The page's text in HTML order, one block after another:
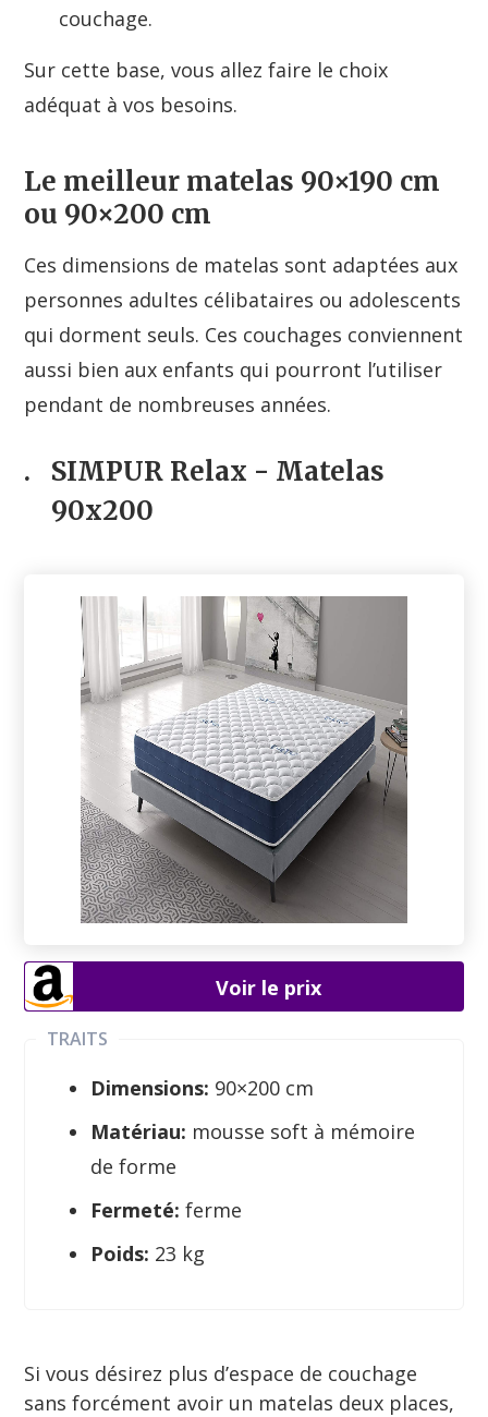
couchage.
Sur cette base, vous allez faire le choix
adéquat à vos besoins.
Le meilleur matelas 90×190 cm
ou 90×200 cm
Ces dimensions de matelas sont adaptées aux
personnes adultes célibataires ou adolescents
qui dorment seuls. Ces couchages conviennent
aussi bien aux enfants qui pourront l’utiliser
pendant de nombreuses années.
.
SIMPUR Relax - Matelas
90x200
TRAITS
Dimensions: 90×200 cm
Matériau: mousse soft à mémoire
de forme
Fermeté: ferme
Poids: 23 kg
Voir le prix
Si vous désirez plus d’espace de couchage
sans forcément avoir un matelas deux places,